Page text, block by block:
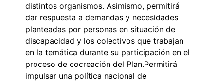
distintos organismos. Asimismo, permitirá
dar respuesta a demandas y necesidades
planteadas por personas en situación de
discapacidad y los colectivos que trabajan
en la temática durante su participación en el
proceso de cocreación del Plan.Permitirá
impulsar una política nacional de